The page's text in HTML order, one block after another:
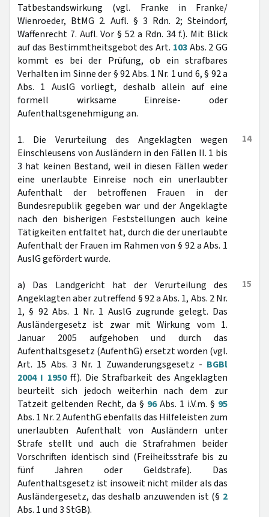
Tatbestandswirkung (vgl. Franke in Franke/
Wienroeder, BtMG 2. Aufl. § 3 Rdn. 2; Steindorf,
Waffenrecht 7. Aufl. Vor § 52 a Rdn. 34 f.). Mit Blick
auf das Bestimmtheitsgebot des Art. 103Abs. 2 GG
kommt es bei der Prüfung, ob ein strafbares
Verhalten im Sinne der § 92 Abs. 1 Nr. 1 und 6, § 92 a
Abs. 1 AuslG vorliegt, deshalb allein auf eine
formell wirksame Einreise- oder
Aufenthaltsgenehmigung an.
14
1. Die Verurteilung des Angeklagten wegen
Einschleusens von Ausländern in den Fällen II. 1 bis
3 hat keinen Bestand, weil in diesen Fällen weder
eine unerlaubte Einreise noch ein unerlaubter
Aufenthalt der betroffenen Frauen in der
Bundesrepublik gegeben war und der Angeklagte
nach den bisherigen Feststellungen auch keine
Tätigkeiten entfaltet hat, durch die der unerlaubte
Aufenthalt der Frauen im Rahmen von § 92 a Abs. 1
AuslG gefördert wurde.
15
a) Das Landgericht hat der Verurteilung des
Angeklagten aber zutreffend § 92 a Abs. 1, Abs. 2 Nr.
1, § 92 Abs. 1 Nr. 1 AuslG zugrunde gelegt. Das
Ausländergesetz ist zwar mit Wirkung vom 1.
Januar 2005 aufgehoben und durch das
Aufenthaltsgesetz (AufenthG) ersetzt worden (vgl.
Art. 15 Abs. 3 Nr. 1 Zuwanderungsgesetz - BGBl
2004 I 1950ff.). Die Strafbarkeit des Angeklagten
beurteilt sich jedoch weiterhin nach dem zur
Tatzeit geltenden Recht, da § 96Abs. 1 i.V.m. § 95
Abs. 1 Nr. 2 AufenthG ebenfalls das Hilfeleisten zum
unerlaubten Aufenthalt von Ausländern unter
Strafe stellt und auch die Strafrahmen beider
Vorschriften identisch sind (Freiheitsstrafe bis zu
fünf Jahren oder Geldstrafe). Das
Aufenthaltsgesetz ist insoweit nicht milder als das
Ausländergesetz, das deshalb anzuwenden ist (§ 2
Abs. 1 und 3 StGB).